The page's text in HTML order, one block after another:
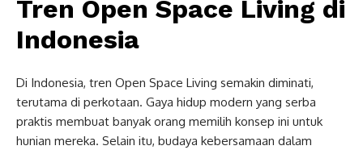
Tren Open Space Living di
Indonesia
Di Indonesia, tren Open Space Living semakin diminati,
terutama di perkotaan. Gaya hidup modern yang serba
praktis membuat banyak orang memilih konsep ini untuk
hunian mereka. Selain itu, budaya kebersamaan dalam